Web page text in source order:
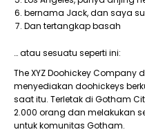
bernama Jack, dan saya
Dan tertangkap basah
… atau sesuatu seperti ini:
The XYZ Doohickey Company
menyediakan doohickeys
saat itu. Terletak di Gotham
2.000 orang dan melakukan
untuk komunitas Gotham.